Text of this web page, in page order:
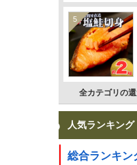
5
全カテゴリの
人気ランキング
総合ランキン